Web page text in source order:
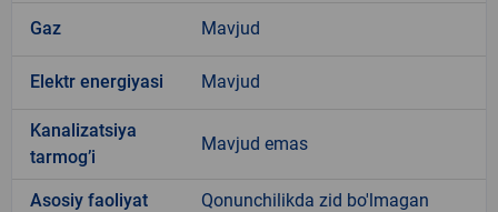
Gaz Mavjud
Elektr energiyasi Mavjud
Kanalizatsiya
tarmogʼi
Mavjud emas
Аsosiy faoliyat
Qonunchilikda zid bo'lmagan